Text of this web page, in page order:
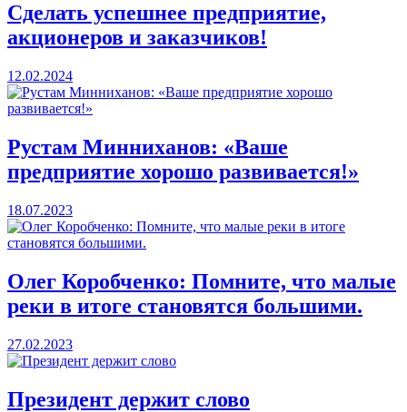
Сделать успешнее предприятие,
акционеров и заказчиков!
12.02.2024
Рустам Минниханов: «Ваше
предприятие хорошо развивается!»
18.07.2023
Олег Коробченко: Помните, что малые
реки в итоге становятся большими.
27.02.2023
Президент держит слово